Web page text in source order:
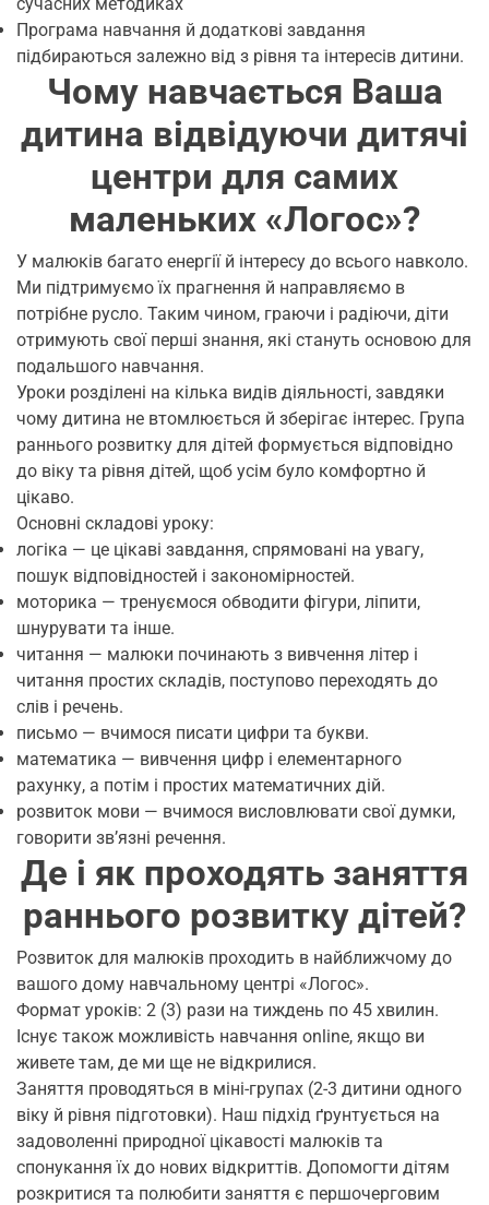
Програма навчання й додаткові завдання
підбираються залежно від з рівня та інтересів дитини.
Чому навчається Ваша
дитина відвідуючи дитячі
центри для самих
маленьких «Логос»?
У малюків багато енергії й інтересу до всього навколо.
Ми підтримуємо їх прагнення й направляємо в
потрібне русло. Таким чином, граючи і радіючи, діти
отримують свої перші знання, які стануть основою для
подальшого навчання.
Уроки розділені на кілька видів діяльності, завдяки
чому дитина не втомлюється й зберігає інтерес. Група
раннього розвитку для дітей формується відповідно
до віку та рівня дітей, щоб усім було комфортно й
цікаво.
Основні складові уроку:
логіка — це цікаві завдання, спрямовані на увагу,
пошук відповідностей і закономірностей.
моторика — тренуємося обводити фігури, ліпити,
шнурувати та інше.
читання — малюки починають з вивчення літер і
читання простих складів, поступово переходять до
слів і речень.
письмо — вчимося писати цифри та букви.
математика — вивчення цифр і елементарного
рахунку, а потім і простих математичних дій.
розвиток мови — вчимося висловлювати свої думки,
говорити зв’язні речення.
Де і як проходять заняття
раннього розвитку дітей?
Розвиток для малюків проходить в найближчому до
вашого дому навчальному центрі «Логос».
Формат уроків: 2 (3) рази на тиждень по 45 хвилин.
Існує також можливість навчання online, якщо ви
живете там, де ми ще не відкрилися.
Заняття проводяться в міні-групах (2-3 дитини одного
віку й рівня підготовки). Наш підхід ґрунтується на
задоволенні природної цікавості малюків та
спонукання їх до нових відкриттів. Допомогти дітям
розкритися та полюбити заняття є першочерговим